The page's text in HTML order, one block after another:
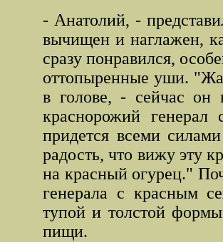
- Анатолий, -
вычищен и наглажен,
сразу понравился,
оттопыренные уши.
в голове, - сейчас он
краснорожий
придется всеми
радость, что вижу эту
на красный огурец."
генерала с красным
тупой и толстой
пищи.